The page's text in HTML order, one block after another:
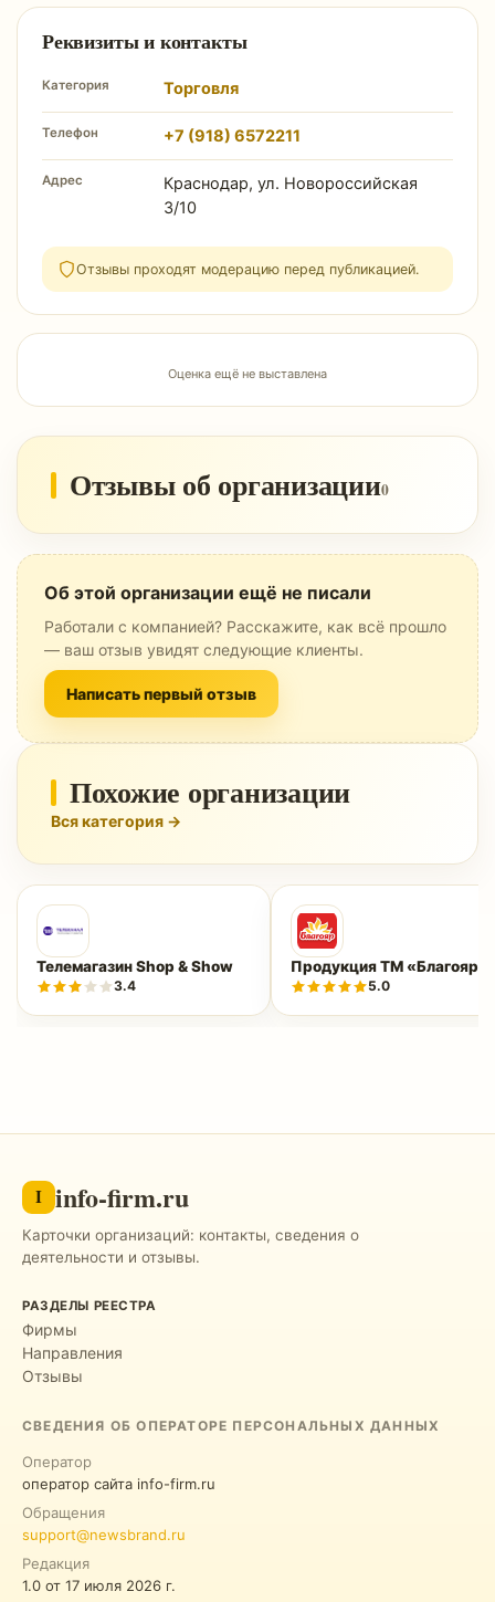
Реквизиты и контакты
Категория Торговля
Телефон +7 (918) 6572211
Адрес
Краснодар, ул. Новороссийская
3/10
Отзывы проходят модерацию перед публикацией.
Оценка ещё не выставлена
Отзывы об организации0
Об этой организации ещё не писали
Работали с компанией? Расскажите, как всё прошло
— ваш отзыв увидят следующие клиенты.
Написать первый отзыв
Похожие организации
Вся категория →
Телемагазин Shop & Show
3.4
Продукция ТМ «Благояр»
5.0
I info-firm.ru
Карточки организаций: контакты, сведения о
деятельности и отзывы.
РАЗДЕЛЫ РЕЕСТРА
Фирмы
Направления
Отзывы
СВЕДЕНИЯ ОБ ОПЕРАТОРЕ ПЕРСОНАЛЬНЫХ ДАННЫХ
Оператор
оператор сайта info-firm.ru
Обращения
support@newsbrand.ru
Редакция
1.0 от 17 июля 2026 г.